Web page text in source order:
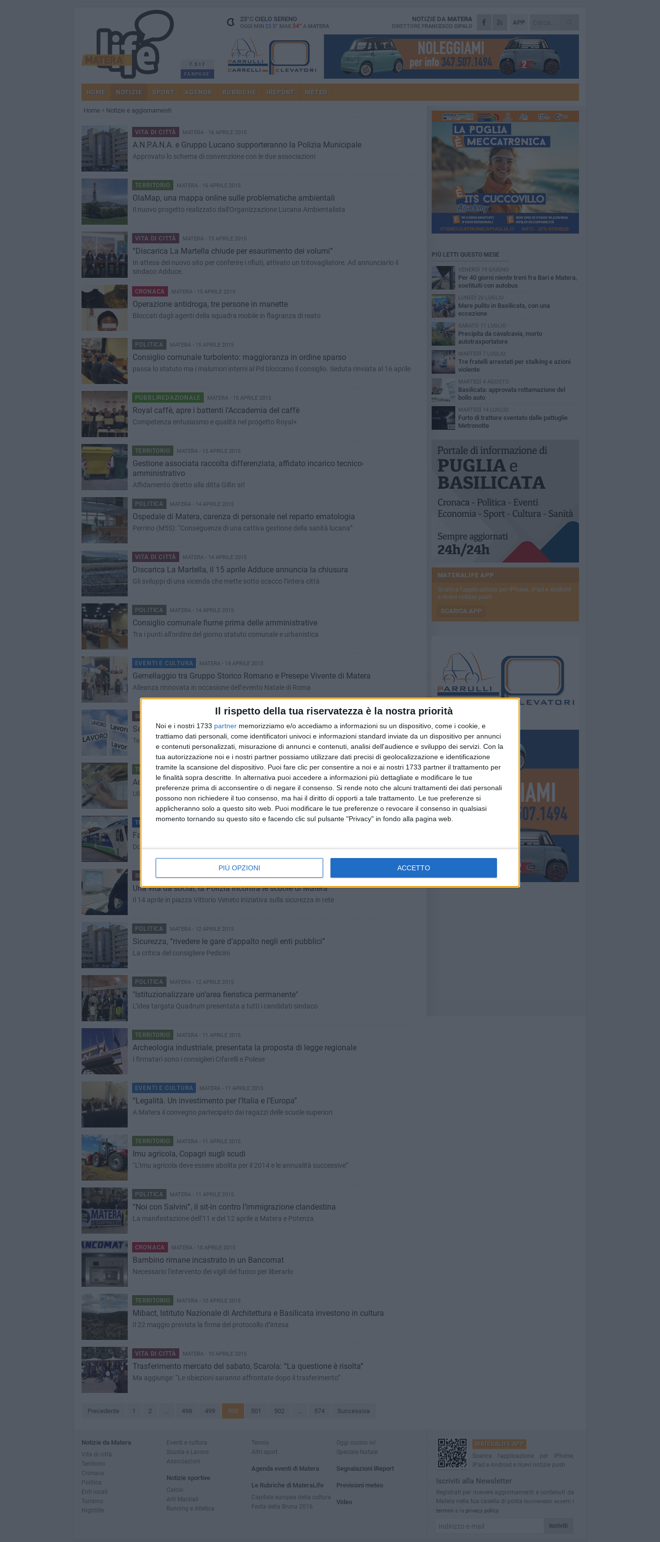
Il rispetto della tua riservatezza è la nostra priorità
Noi e i nostri 1733 partner memorizziamo e/o accediamo a informazioni su un dispositivo, come i cookie, e
trattiamo dati personali, come identificatori univoci e informazioni standard inviate da un dispositivo per annunci
e contenuti personalizzati, misurazione di annunci e contenuti, analisi dell'audience e sviluppo dei servizi. Con la
tua autorizzazione noi e i nostri partner possiamo utilizzare dati precisi di geolocalizzazione e identificazione
tramite la scansione del dispositivo. Puoi fare clic per consentire a noi e ai nostri 1733 partner il trattamento per
le finalità sopra descritte. In alternativa puoi accedere a informazioni più dettagliate e modificare le tue
preferenze prima di acconsentire o di negare il consenso. Si rende noto che alcuni trattamenti dei dati personali
possono non richiedere il tuo consenso, ma hai il diritto di opporti a tale trattamento. Le tue preferenze si
applicheranno solo a questo sito web. Puoi modificare le tue preferenze o revocare il consenso in qualsiasi
momento tornando su questo sito e facendo clic sul pulsante "Privacy" in fondo alla pagina web.
PIÙ OPZIONI ACCETTO
7.517
FANPAGE
23°CCIELO SERENO
OGGI MIN 23.5° MAX 34° A MATERA
APP
NOTIZIE DA MATERA
DIRETTORE FRANCESCO DIPALO
HOME NOTIZIE SPORT AGENDA RUBRICHE IREPORT METEO
Home Notizie e aggiornamenti
VITA DI CITTÀ MATERA - 16 APRILE 2015
A.N.P.A.N.A. e Gruppo Lucano supporteranno la Polizia Municipale
Approvato lo schema di convenzione con le due associazioni
TERRITORIO MATERA - 16 APRILE 2015
OlaMap, una mappa online sulle problematiche ambientali
Il nuovo progetto realizzato dall'Organizzazione Lucana Ambientalista
VITA DI CITTÀ MATERA - 15 APRILE 2015
“Discarica La Martella chiude per esaurimento dei volumi”
In attesa del nuovo sito per conferire i rifiuti, attivato un tritovagliatore. Ad annunciarlo il
sindaco Adduce.
CRONACA MATERA - 15 APRILE 2015
Operazione antidroga, tre persone in manette
Bloccati dagli agenti della squadra mobile in flagranza di reato
POLITICA MATERA - 15 APRILE 2015
Consiglio comunale turbolento: maggioranza in ordine sparso
passa lo statuto ma i malumori interni al Pd bloccano il consiglio. Seduta rinviata al 16 aprile
PUBBLIREDAZIONALE MATERA - 15 APRILE 2015
Royal caffè, apre i battenti l'Accademia del caffè
Competenza entusiasmo e qualità nel progetto Royal+
TERRITORIO MATERA - 15 APRILE 2015
Gestione associata raccolta differenziata, affidato incarico tecnico-
amministrativo
Affidamento diretto alla ditta Gifin srl
POLITICA MATERA - 14 APRILE 2015
Ospedale di Matera, carenza di personale nel reparto ematologia
Perrino (M5S): “Conseguenze di una cattiva gestione della sanità lucana”
VITA DI CITTÀ MATERA - 14 APRILE 2015
Discarica La Martella, il 15 aprile Adduce annuncia la chiusura
Gli sviluppi di una vicenda che mette sotto scacco l’intera città
POLITICA MATERA - 14 APRILE 2015
Consiglio comunale fiume prima delle amministrative
Tra i punti all'ordine del giorno statuto comunale e urbanistica
EVENTI E CULTURA MATERA - 14 APRILE 2015
Gemellaggio tra Gruppo Storico Romano e Presepe Vivente di Matera
Alleanza rinnovata in occasione dell’evento Natale di Roma
SCUOLA E LAVORO MATERA - 13 APRILE 2015
Servizio civile Anas, prorogata scadenza presentazione domande
Termine ultimo: 23 aprile. L’Associazione seleziona 132 volontari.
TERRITORIO MATERA - 13 APRILE 2015
Addizionale regionale Irpef, aumenta il gettito pro capite per i lucani
Uil: incremento dell’8,9% rispetto al 2013
TRASPORTI MATERA - 13 APRILE 2015
Fal, prosegue lo scontro tra lavoratori e azienda
Domani nuovo stop di otto ore a partire dalla 15,30
SCUOLA E LAVORO MATERA - 13 APRILE 2015
Una vita da social, la Polizia incontra le scuole di Matera
Il 14 aprile in piazza Vittorio Veneto iniziativa sulla sicurezza in rete
POLITICA MATERA - 12 APRILE 2015
Sicurezza, “rivedere le gare d’appalto negli enti pubblici”
La critica del consigliere Pedicini
POLITICA MATERA - 12 APRILE 2015
"Istituzionalizzare un’area fieristica permanente"
L’idea targata Quadrum presentata a tutti i candidati sindaco
TERRITORIO MATERA - 11 APRILE 2015
Archeologia industriale, presentata la proposta di legge regionale
I firmatari sono i consiglieri Cifarelli e Polese
EVENTI E CULTURA MATERA - 11 APRILE 2015
“Legalità. Un investimento per l’Italia e l’Europa”
A Matera il convegno partecipato dai ragazzi delle scuole superiori
TERRITORIO MATERA - 11 APRILE 2015
Imu agricola, Copagri sugli scudi
“L’Imu agricola deve essere abolita per il 2014 e le annualità successive”
POLITICA MATERA - 11 APRILE 2015
“Noi con Salvini”, il sit-in contro l’immigrazione clandestina
La manifestazione dell’11 e del 12 aprile a Matera e Potenza
CRONACA MATERA - 10 APRILE 2015
Bambino rimane incastrato in un Bancomat
Necessario l'intervento dei vigili del fuoco per liberarlo
TERRITORIO MATERA - 10 APRILE 2015
Mibact, Istituto Nazionale di Architettura e Basilicata investono in cultura
Il 22 maggio prevista la firma del protocollo d’intesa
VITA DI CITTÀ MATERA - 10 APRILE 2015
Trasferimento mercato del sabato, Scarola: “La questione è risolta”
Ma aggiunge: “Le obiezioni saranno affrontate dopo il trasferimento”
Precedente 1 2 ... 498 499 500 501 502 ... 574 Successiva
PIÙ LETTI QUESTO MESE
VENERDÌ 19 GIUGNO
Per 40 giorni niente treni fra Bari e Matera,
sostituiti con autobus
LUNEDÌ 20 LUGLIO
Mare pulito in Basilicata, con una
eccezione
SABATO 11 LUGLIO
Precipita da cavalcavia, morto
autotrasportatore
MARTEDÌ 7 LUGLIO
Tre fratelli arrestati per stalking e azioni
violente
MARTEDÌ 4 AGOSTO
Basilicata: approvata rottamazione del
bollo auto
MARTEDÌ 14 LUGLIO
Furto di trattore sventato dalle pattuglie
Metronotte
MATERALIFE APP
Scarica l'applicazione per iPhone, iPad e Android
e ricevi notizie push
SCARICA APP
Notizie da Matera
Vita di città
Territorio
Cronaca
Politica
Enti locali
Turismo
Nightlife
Eventi e cultura
Scuola e Lavoro
Associazioni
Notizie sportive
Calcio
Arti Marziali
Running e Atletica
Tennis
Altri sport
Agenda eventi di Matera
Le Rubriche di MateraLife
Capitale europea della cultura
Festa della Bruna 2016
Oggi cucino io!
Speciale Natale
Segnalazioni iReport
Previsioni meteo
Video
MATERALIFE APP
Scarica l'applicazione per iPhone,
iPad e Android e ricevi notizie push
Iscriviti alla Newsletter
Registrati per ricevere aggiornamenti e contenuti da
Matera nella tua casella di posta Iscrivendoti accetti i
termini e la privacy policy
Iscriviti